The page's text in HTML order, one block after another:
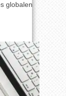
globalen